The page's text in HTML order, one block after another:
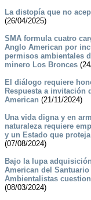
La distopía que no
(26/04/2025)
SMA formula cuatro
Anglo American por
permisos ambientales
minero Los Bronces
El diálogo requiere
Respuesta a invitación
American (21/11/2024)
Una vida digna y en
naturaleza requiere
y un Estado que
(07/08/2024)
Bajo la lupa
American del Santuario
Ambientalistas
(08/03/2024)